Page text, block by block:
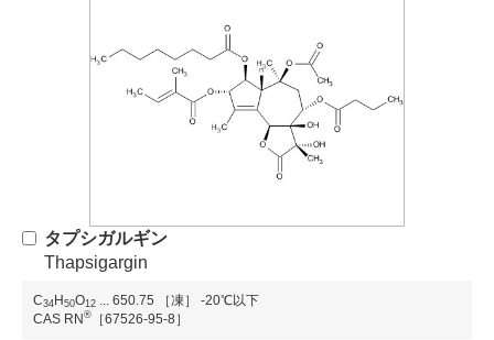
タプシガルギン
Thapsigargin
C34 H 50O12 ... 650.75
［凍］ -20℃以下
CAS RN ® ［67526-95-8］